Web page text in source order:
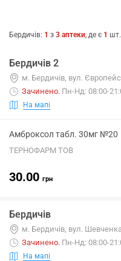
Бердичів: 1 з 3 аптеки, де є 1 шт.
Бердичів 2
м. Бердичів, вул.
Зачинено. Пн-Нд: 08:00-
На мапі
Амброксол табл. 30мг №20
ТЕРНОФАРМ ТОВ
30.00 грн
Бердичів
м. Бердичів, вул.
Зачинено. Пн-Нд: 08:00-
На мапі